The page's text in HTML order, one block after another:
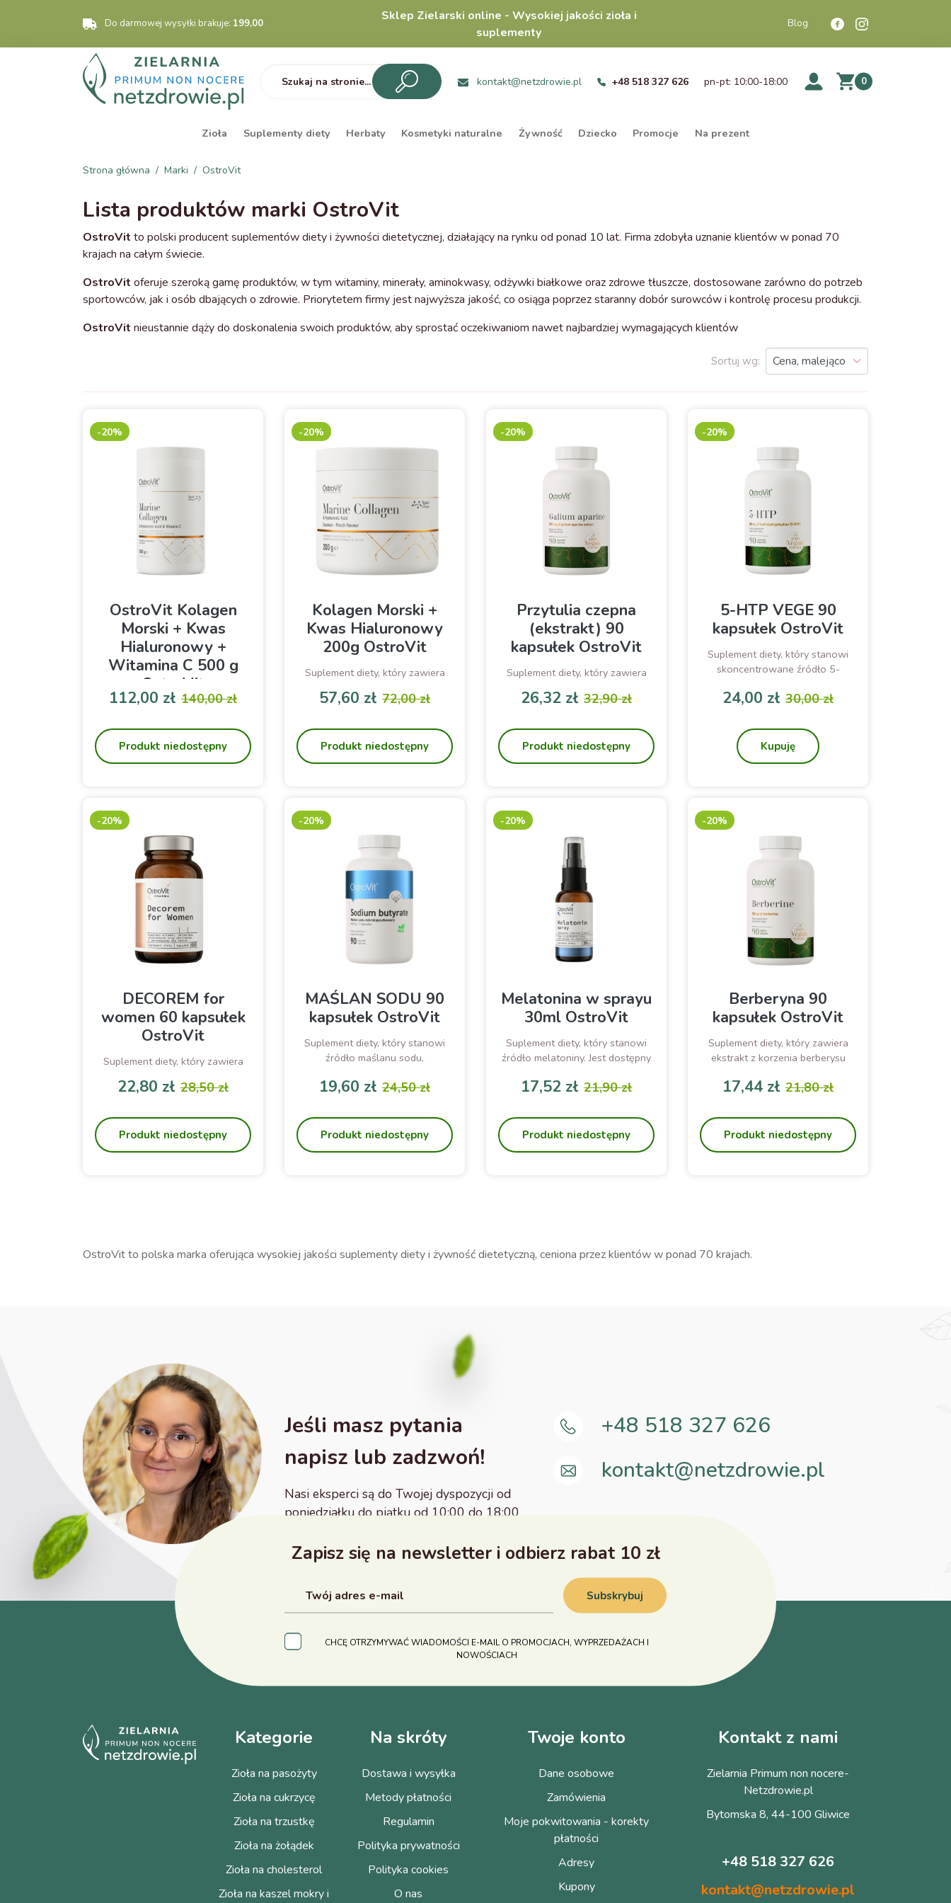
Do darmowej wysyłki brakuje: 199,00
Sklep Zielarski online - Wysokiej jakości zioła i
suplementy
Blog
kontakt@netzdrowie.pl +48 518 327 626 pn-pt: 10:00-18:00 0
Zioła Suplementy diety Herbaty Kosmetyki naturalne Żywność Dziecko Promocje Na prezent
Strona główna Marki OstroVit
Lista produktów marki OstroVit
​OstroVit to polski producent suplementów diety i żywności dietetycznej, działający na rynku od ponad 10 lat. Firma zdobyła uznanie klientów w ponad 70
krajach na całym świecie.
OstroVit oferuje szeroką gamę produktów, w tym witaminy, minerały, aminokwasy, odżywki białkowe oraz zdrowe tłuszcze, dostosowane zarówno do potrzeb
sportowców, jak i osób dbających o zdrowie. Priorytetem firmy jest najwyższa jakość, co osiąga poprzez staranny dobór surowców i kontrolę procesu produkcji.
OstroVit nieustannie dąży do doskonalenia swoich produktów, aby sprostać oczekiwaniom nawet najbardziej wymagających klientów
Sortuj wg:
OstroVit Kolagen
Morski + Kwas
Hialuronowy +
Witamina C 500 g
OstroVit
Suplement diety, który zawiera
kolagen morski typu I, a także
kwas hialuronowy oraz witaminę
112,00 zł 140,00 zł
Produkt niedostępny
-20%
Kolagen Morski +
Kwas Hialuronowy
200g OstroVit
Suplement diety, który zawiera
kolagen morski typu I, a także
57,60 zł 72,00 zł
Produkt niedostępny
-20%
Przytulia czepna
(ekstrakt) 90
kapsułek OstroVit
Suplement diety, który zawiera
aparine)
26,32 zł 32,90 zł
Produkt niedostępny
-20%
5-HTP VEGE 90
kapsułek OstroVit
Suplement diety, który stanowi
skoncentrowane źródło 5-
oraz witaminy B6
24,00 zł 30,00 zł
Kupuję
-20%
DECOREM for
women 60 kapsułek
OstroVit
Suplement diety, który zawiera
witamin, składników mineralnych,
aminokwasów
22,80 zł 28,50 zł
Produkt niedostępny
-20%
MAŚLAN SODU 90
kapsułek OstroVit
Suplement diety, który stanowi
źródło maślanu sodu,
masłowego. To preparat w
mikrokapsułek dojelitowych
19,60 zł 24,50 zł
Produkt niedostępny
-20%
Melatonina w sprayu
30ml OstroVit
Suplement diety, który stanowi
źródło melatoniny. Jest dostępny
stworzony z myślą o osobach
często podróżujących i
zmieniających strefy czasowe.
17,52 zł 21,90 zł
Produkt niedostępny
-20%
Berberyna 90
kapsułek OstroVit
Suplement diety, który zawiera
ekstrakt z korzenia berberysu
17,44 zł 21,80 zł
Produkt niedostępny
-20%
OstroVit to polska marka oferująca wysokiej jakości suplementy diety i żywność dietetyczną, ceniona przez klientów w ponad 70 krajach.
Jeśli masz pytania
napisz lub zadzwoń!
Nasi eksperci są do Twojej dyspozycji od
poniedziałku do piątku od 10:00 do 18:00
+48 518 327 626
kontakt@netzdrowie.pl
Zapisz się na newsletter i odbierz rabat 10 zł
Subskrybuj
CHCĘ OTRZYMYWAĆ WIADOMOŚCI E-MAIL O PROMOCJACH, WYPRZEDAŻACH I
NOWOŚCIACH
Kategorie
Zioła na pasożyty
Zioła na cukrzycę
Zioła na trzustkę
Zioła na żołądek
Zioła na cholesterol
Zioła na kaszel mokry i
Na skróty
Dostawa i wysyłka
Metody płatności
Regulamin
Polityka prywatności
Polityka cookies
O nas
Twoje konto
Dane osobowe
Zamówienia
Moje pokwitowania - korekty
płatności
Adresy
Kupony
Kontakt z nami
Zielarnia Primum non nocere-
Netzdrowie.pl
Bytomska 8, 44-100 Gliwice
+48 518 327 626
kontakt@netzdrowie.pl